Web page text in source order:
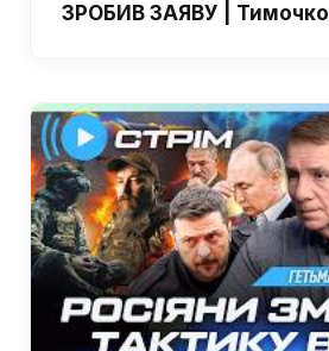
ЗРОБИВ ЗАЯВУ | Тимочко